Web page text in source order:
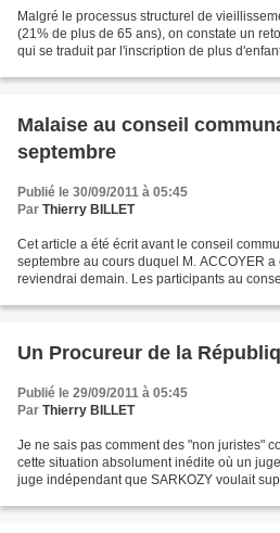
Malgré le processus structurel de
(21% de plus de 65 ans), on constate un
qui se traduit par l'inscription de plus
Malaise au conseil
septembre
Publié le 30/09/2011 à 05:45
Par Thierry BILLET
Cet article a été écrit avant le conseil
septembre au cours duquel M. ACCOYER
reviendrai demain. Les participants au
Un Procureur de la
Publié le 29/09/2011 à 05:45
Par Thierry BILLET
Je ne sais pas comment des "non juristes"
cette situation absolument inédite où un
juge indépendant que SARKOZY voulait